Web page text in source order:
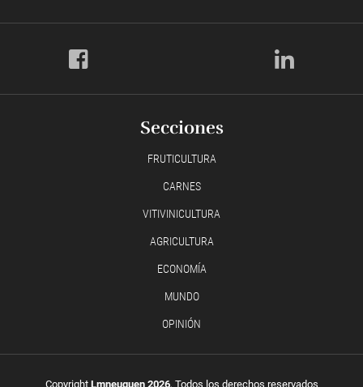
Secciones
FRUTICULTURA
CARNES
VITIVINICULTURA
AGRICULTURA
ECONOMÍA
MUNDO
OPINIÓN
Copyright Lmneuquen 2026, Todos los derechos reservados